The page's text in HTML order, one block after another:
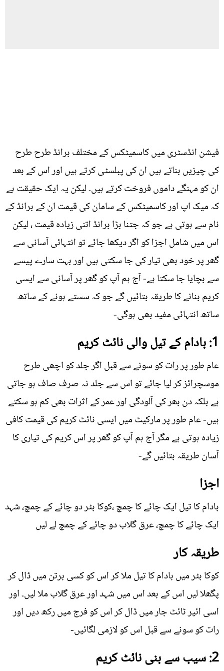
فیشن انڈسٹری میں کاسمیٹکس کے مختلف برانڈ طرح طرح
کی چیزیں بناتے ہیں ان کی پبلسٹی کرتے ہیں اور اس کے بعد
ان کو مہنگے داموں فروخت کرتے ہیں۔ لیکن یہ ایک حقیقت ہے
کہ میک اپ اور کاسمیٹکس کے سامان کی قیمت ان کے برانڈ کے
نام سے ہوتی ہے جو کہ جتنا بڑا برانڈ اتنی زيادہ قیمت ، لیکن
اس میں شامل اجزا کو اگر دیکھا جائے تو انتہائی آسانی سے
گھر پر خود بھی تیار کی جا سکتی ہیں اور بہت سارے پیسے
سے بچایا جا سکتا ہے- آج ہم آپ کو گھر پر آسانی سے ایسی
کریم بنانے کا طریقہ بتائيں گے جو کہ سستے ہونے کے ساتھ
ساتھ انتہائی مفید بھی ہوگی-
1: بادام کے تیل والی نائٹ کریم
عام طور پر رات کو سونے سے قبل اگر جلد کو اچھی طرح
موسچرائز کر لیا جائے تو اس سے جلد نہ صرف صاف ہو جاتی
ہے بلکہ دن بھر کی آلودگی اور عمر کے اثرات بھی کم ہو سکتے
ہیں- عام طور پر مارکیٹ میں ایسی نائٹ کریم کی قیمت کافی
زیادہ ہوتی ہے مگر آج ہم آپ کو گھر پر اس کریم کی تیاری کا
آسان طریقہ بتائيں گے-
اجزا
بادام کا تیل ایک چائے کا چمچ ،کوکا بٹر دو چائے کے چمچ، شہد
ایک چائے کا چمچ، عرق گلاب دو چائے کے چمچ لے لیں
طریقہ کار
کوکا بٹر میں بادام کا تیل ملا کر اس کو کسی برتن میں ڈال کر
پگھلا لیں اس کے بعد اس میں شہد اور عرق گلاب ملا لیں۔ اور
اسی ائير ٹائٹ جار میں ڈال کر اس کو فرج میں رکھ دیں اور
رات کو سونے سے قبل اس کو لازمی لگائيں-
2: سیب سے بنی نائٹ کریم